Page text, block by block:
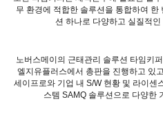
무 환경에 적합한 솔루션을 통합하여
션 하나로 다양하고 실질적
노버스메이의 근태관리 솔루션 타임키
엘지유플러스에서 총판을 진행하고 있고
세이프로와 기업 내 S/W 현황 및 라이센
스템 SAMQ 솔루션으로 다양한